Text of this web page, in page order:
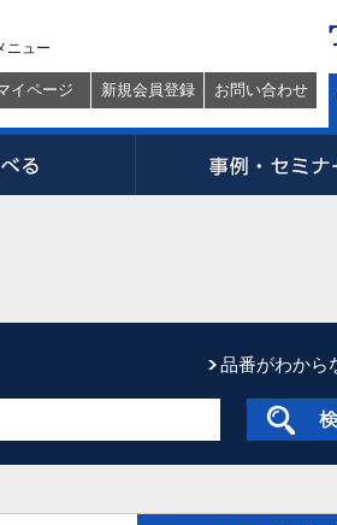
ニュー
イページ 新規会員登録 お問い合わせ
品番がわから